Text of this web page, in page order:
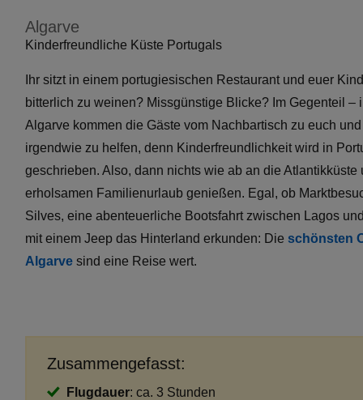
Algarve
Kinderfreundliche Küste Portugals
Ihr sitzt in einem portugiesischen Restaurant und euer
bitterlich zu weinen? Missgünstige Blicke? Im Gegenteil –
Algarve kommen die Gäste vom Nachbartisch zu euch
irgendwie zu helfen, denn Kinderfreundlichkeit wird in
geschrieben. Also, dann nichts wie ab an die Atlantikküste
erholsamen Familienurlaub genießen. Egal, ob
Silves, eine abenteuerliche Bootsfahrt zwischen Lagos
mit einem Jeep das Hinterland erkunden: Die schönsten
Algarve sind eine Reise wert.
Zusammengefasst:
Flugdauer: ca. 3 Stunden